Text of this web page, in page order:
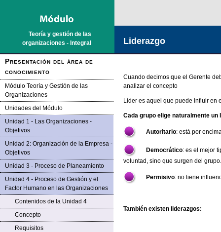
Teoría y gestión de las
organizaciones - Integral
Presentación del área de
conocimiento
Módulo Teoría y Gestión de las
Organizaciones
Unidades del Módulo
Unidad 1 - Las Organizaciones -
Objetivos
Unidad 2: Organización de la Empresa -
Objetivos
Unidad 3 - Proceso de Planeamiento
Unidad 4 - Proceso de Gestión y el
Factor Humano en las Organizaciones
Contenidos de la Unidad 4
Concepto
Requisitos
Liderazgo
Cuando decimos que el Gerente
analizar el concepto
Líder es aquel que puede influir en
Cada grupo elige naturalmente
Autoritario: está por
Democrático: es el mejor
voluntad, sino que surgen del grupo.
Permisivo: no tiene
También existen liderazgos: